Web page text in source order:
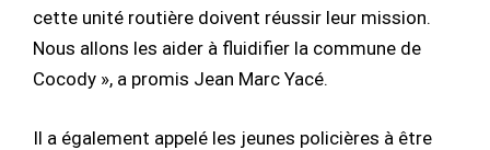
cette unité routière doivent réussir leur mission.
Nous allons les aider à fluidifier la commune de
Cocody », a promis Jean Marc Yacé.
Il a également appelé les jeunes policières à être